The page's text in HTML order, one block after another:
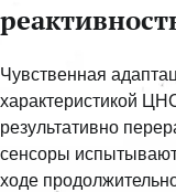
Чувственная
характеристикой
результативно
сенсоры
ходе